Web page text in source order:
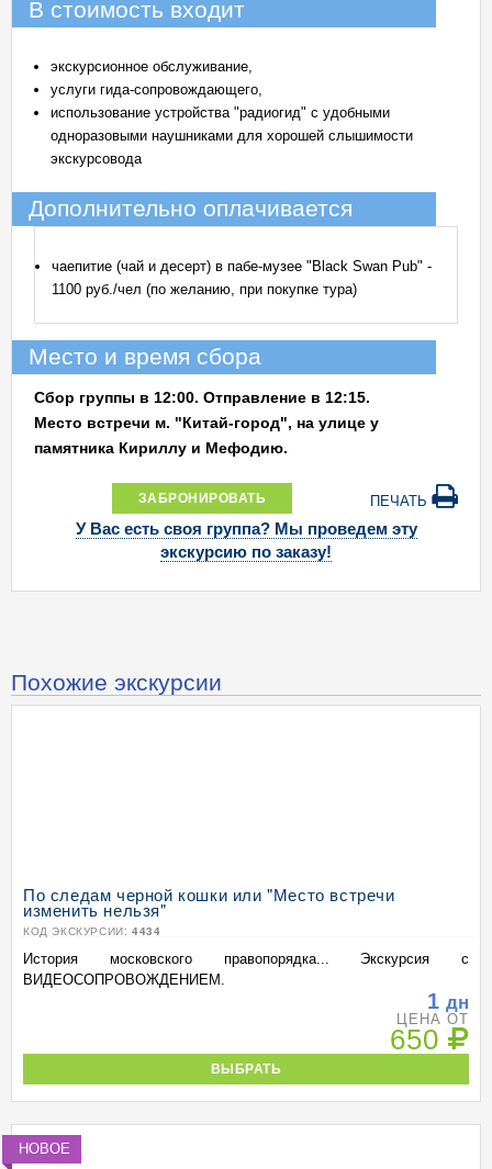
В стоимость входит
экскурсионное обслуживание,
услуги гида-сопровождающего,
использование устройства "радиогид" с удобными
одноразовыми наушниками для хорошей слышимости
экскурсовода
Дополнительно оплачивается
чаепитие (чай и десерт) в пабе-музее "Black Swan Pub" -
1100 руб./чел (по желанию, при покупке тура)
Место и время сбора
Сбор группы в 12:00. Отправление в 12:15.
Место встречи м. "Китай-город", на улице у
памятника Кириллу и Мефодию.
ЗАБРОНИРОВАТЬ ПЕЧАТЬ
У Вас есть своя группа? Мы проведем эту
экскурсию по заказу!
Похожие экскурсии
По следам черной кошки или "Место встречи
изменить нельзя"
КОД ЭКСКУРСИИ: 4434
История московского правопорядка... Экскурсия с
ВИДЕОСОПРОВОЖДЕНИЕМ.
1 дн
ЦЕНА ОТ
650
ВЫБРАТЬ
НОВОЕ